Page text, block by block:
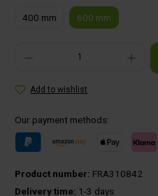
400 mm 600 mm
Product Quantity: Enter the desired
Add to wishlist
Our payment methods:
Product number: FRA310842
Delivery time: 1-3 days